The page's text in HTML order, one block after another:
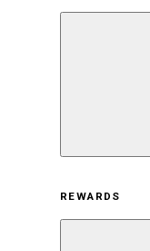
サステ
サステナ
REWARDS